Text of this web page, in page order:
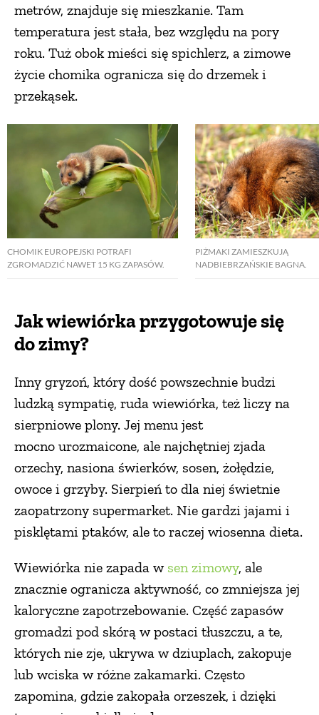
metrów, znajduje się mieszkanie. Tam
temperatura jest stała, bez względu na pory
roku. Tuż obok mieści się spichlerz, a zimowe
życie chomika ogranicza się do drzemek i
przekąsek.
CHOMIK EUROPEJSKI POTRAFI
ZGROMADZIĆ NAWET 15 KG ZAPASÓW.
PIŻMAKI ZAMIESZKUJĄ
NADBIEBRZAŃSKIE BAGNA.
Jak wiewiórka przygotowuje się
do zimy?
Inny gryzoń, który dość powszechnie budzi
ludzką sympatię, ruda wiewiórka, też liczy na
sierpniowe plony. Jej menu jest
mocno urozmaicone, ale najchętniej zjada
orzechy, nasiona świerków, sosen, żołędzie,
owoce i grzyby. Sierpień to dla niej świetnie
zaopatrzony supermarket. Nie gardzi jajami i
pisklętami ptaków, ale to raczej wiosenna dieta.
Wiewiórka nie zapada w sen zimowy, ale
znacznie ogranicza aktywność, co zmniejsza jej
kaloryczne zapotrzebowanie. Część zapasów
gromadzi pod skórą w postaci tłuszczu, a te,
których nie zje, ukrywa w dziuplach, zakopuje
lub wciska w różne zakamarki. Często
zapomina, gdzie zakopała orzeszek, i dzięki